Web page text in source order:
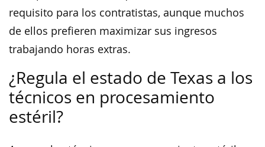
requisito para los contratistas, aunque muchos
de ellos prefieren maximizar sus ingresos
trabajando horas extras.
¿Regula el estado de Texas a los
técnicos en procesamiento
estéril?